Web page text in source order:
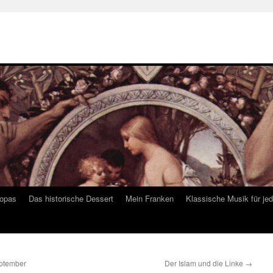
Das historische Dessert Mein Franken Klassische Musik für
Der Islam und die Linke →